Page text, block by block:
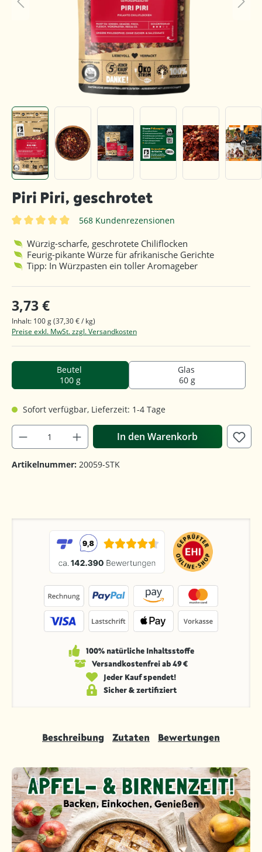
Piri Piri, geschrotet
568 Kundenrezensionen
Würzig-scharfe, geschrotete Chiliflocken
Feurig-pikante Würze für afrikanische Gerichte
Tipp: In Würzpasten ein toller Aromageber
3,73 €
Inhalt: 100 g(37,30 € / kg)
Preise exkl. MwSt. zzgl. Versandkosten
Beutel
100 g
Glas
60 g
Sofort verfügbar, Lieferzeit: 1-4 Tage
In den Warenkorb
Artikelnummer: 20059-STK
100% natürliche Inhaltsstoffe
Versandkosten­frei ab 49 €
Jeder Kauf spendet!
Sicher & zertifiziert
Beschreibung Zutaten Bewertungen